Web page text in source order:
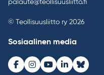
palaute@teollisuusliitto.fi
© Teollisuusliitto ry 2026
Sosiaalinen media
Facebook
Instagram
Youtube
LinkedInBluesky